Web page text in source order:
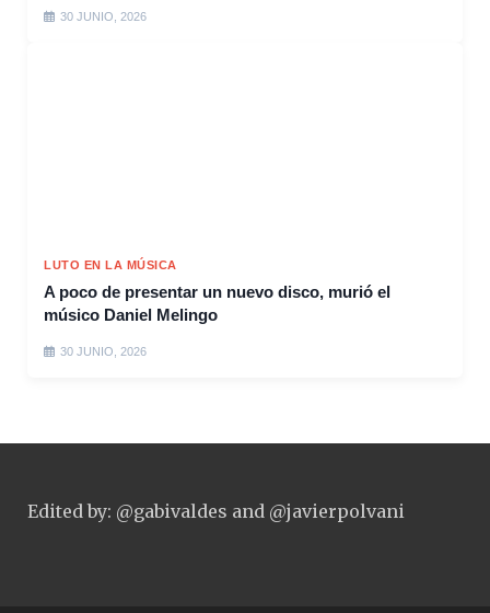
30 JUNIO, 2026
LUTO EN LA MÚSICA
A poco de presentar un nuevo disco, murió el
músico Daniel Melingo
30 JUNIO, 2026
Edited by: @gabivaldes and @javierpolvani